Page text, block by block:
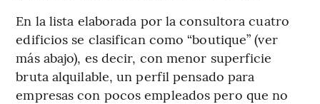
En la lista elaborada por la consultora cuatro
edificios se clasifican como “boutique” (ver
más abajo), es decir, con menor superficie
bruta alquilable, un perfil pensado para
empresas con pocos empleados pero que no